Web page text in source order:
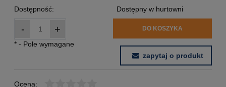
Dostępność: Dostępny w hurtowni
- + DO KOSZYKA
* - Pole wymagane
zapytaj o produkt
Ocena: